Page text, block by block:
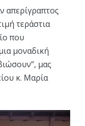
απερίγραπτος
τεράστια
που
μοναδική
μας
κ. Μαρία